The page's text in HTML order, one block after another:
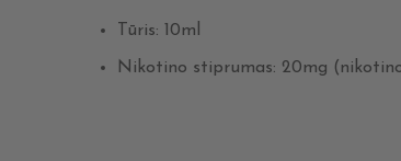
Tūris: 10ml
Nikotino stiprumas: 20mg (nikotino